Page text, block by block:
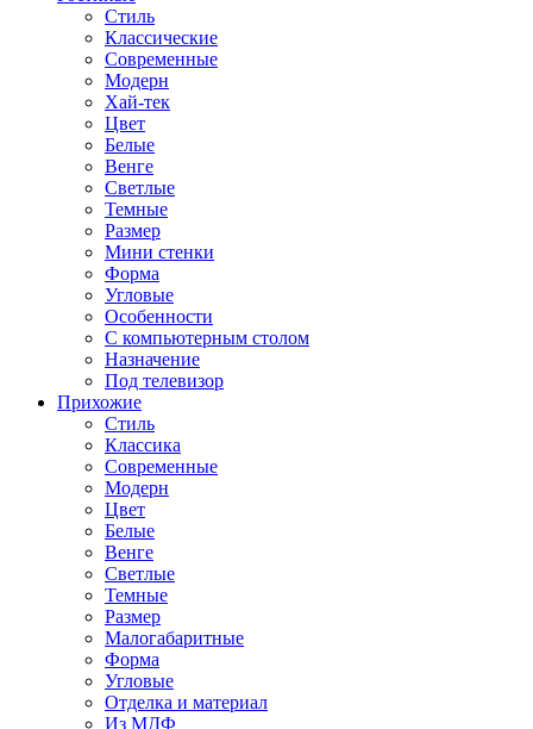
Стиль
Классические
Современные
Модерн
Хай-тек
Цвет
Белые
Венге
Светлые
Темные
Размер
Мини стенки
Форма
Угловые
Особенности
С компьютерным столом
Назначение
Под телевизор
Прихожие
Стиль
Классика
Современные
Модерн
Цвет
Белые
Венге
Светлые
Темные
Размер
Малогабаритные
Форма
Угловые
Отделка и материал
Из МДФ